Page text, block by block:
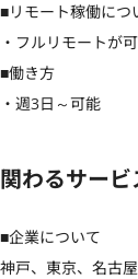
■リモート稼働につ
・フルリモートが
■働き方
・週3日～可能
関わるサー
■企業について
神戸、東京、名古